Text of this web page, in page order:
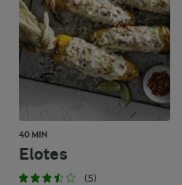
40 MIN
Elotes
(5)